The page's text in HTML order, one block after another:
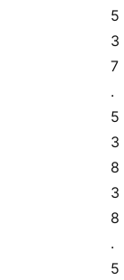
5
3
7
.
5
3
8
3
8
.
5